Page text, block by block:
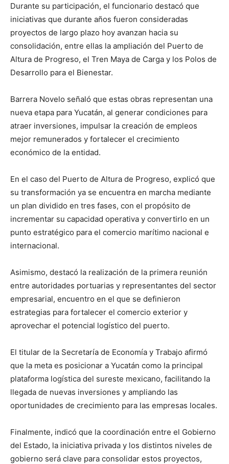
Durante su participación, el funcionario destacó que
iniciativas que durante años fueron consideradas
proyectos de largo plazo hoy avanzan hacia su
consolidación, entre ellas la ampliación del Puerto de
Altura de Progreso, el Tren Maya de Carga y los Polos de
Desarrollo para el Bienestar.
Barrera Novelo señaló que estas obras representan una
nueva etapa para Yucatán, al generar condiciones para
atraer inversiones, impulsar la creación de empleos
mejor remunerados y fortalecer el crecimiento
económico de la entidad.
En el caso del Puerto de Altura de Progreso, explicó que
su transformación ya se encuentra en marcha mediante
un plan dividido en tres fases, con el propósito de
incrementar su capacidad operativa y convertirlo en un
punto estratégico para el comercio marítimo nacional e
internacional.
Asimismo, destacó la realización de la primera reunión
entre autoridades portuarias y representantes del sector
empresarial, encuentro en el que se definieron
estrategias para fortalecer el comercio exterior y
aprovechar el potencial logístico del puerto.
El titular de la Secretaría de Economía y Trabajo afirmó
que la meta es posicionar a Yucatán como la principal
plataforma logística del sureste mexicano, facilitando la
llegada de nuevas inversiones y ampliando las
oportunidades de crecimiento para las empresas locales.
Finalmente, indicó que la coordinación entre el Gobierno
del Estado, la iniciativa privada y los distintos niveles de
gobierno será clave para consolidar estos proyectos,